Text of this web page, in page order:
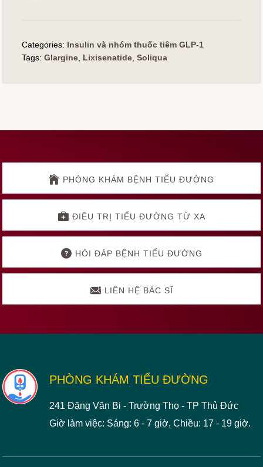
Categories: Insulin và nhóm thuốc tiêm GLP-1
Tags:Glargine, Lixisenatide,Soliqua
Explore
PHÒNG KHÁM BỆNH TIỂU ĐƯỜNG
ĐIỀU TRỊ TIỂU ĐƯỜNG TỪ XA
HỎI ĐÁP BỆNH TIỂU ĐƯỜNG
LIÊN HỆ BÁC SĨ
Footer
PHÒNG KHÁM TIỂU ĐƯỜNG
241 Đặng Văn Bi - Trường Thọ - TP Thủ Đức
Giờ làm việc: Sáng: 6 - 7 giờ, Chiều: 17 - 19 giờ.